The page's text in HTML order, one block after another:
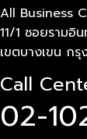
All Business
11/1 ซอยรามอิ
เขตบางเขน ก
Call
02-